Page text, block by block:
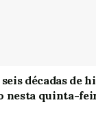
décadas de
nesta quinta-